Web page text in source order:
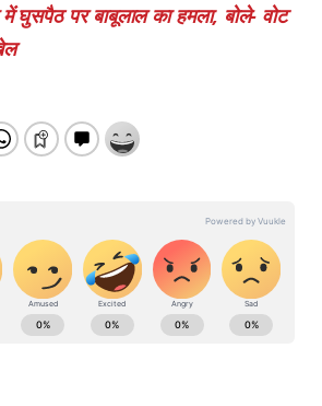
घुसपैठ पर बाबूलाल का हमला, बोले- वोट